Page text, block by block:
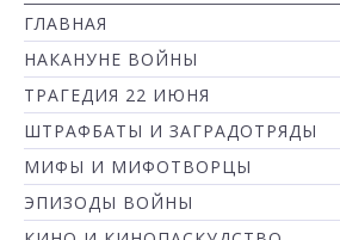
ГЛАВНАЯ
НАКАНУНЕ ВОЙНЫ
ТРАГЕДИЯ 22 ИЮНЯ
ШТРАФБАТЫ И ЗАГРАДОТРЯДЫ
МИФЫ И МИФОТВОРЦЫ
ЭПИЗОДЫ ВОЙНЫ